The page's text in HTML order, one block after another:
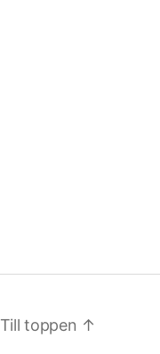
Till toppen ↑